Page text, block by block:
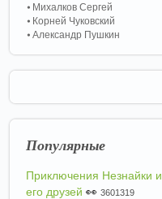
Михалков Сергей
Корней Чуковский
Александр Пушкин
Популярные
Приключения Незнайки и
его друзей 👀 3601319